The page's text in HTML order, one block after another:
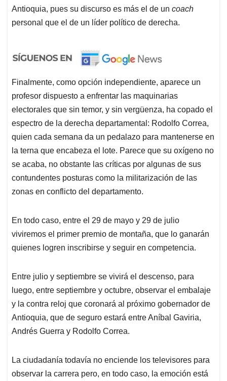
Antioquia, pues su discurso es más el de un coach
personal que el de un líder político de derecha.
Finalmente, como opción independiente, aparece un
profesor dispuesto a enfrentar las maquinarias
electorales que sin temor, y sin vergüenza, ha copado el
espectro de la derecha departamental: Rodolfo Correa,
quien cada semana da un pedalazo para mantenerse en
la terna que encabeza el lote. Parece que su oxígeno no
se acaba, no obstante las críticas por algunas de sus
contundentes posturas como la militarización de las
zonas en conflicto del departamento.
En todo caso, entre el 29 de mayo y 29 de julio
viviremos el primer premio de montaña, que lo ganarán
quienes logren inscribirse y seguir en competencia.
Entre julio y septiembre se vivirá el descenso, para
luego, entre septiembre y octubre, observar el embalaje
y la contra reloj que coronará al próximo gobernador de
Antioquia, que de seguro estará entre Aníbal Gaviria,
Andrés Guerra y Rodolfo Correa.
La ciudadanía todavía no enciende los televisores para
observar la carrera pero, en todo caso, la emoción está